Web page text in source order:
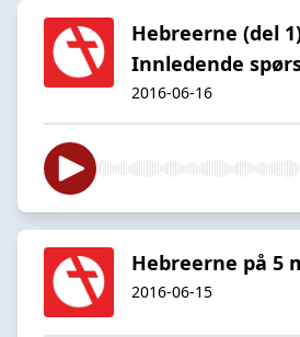
Hebreerne (del
Innledende
2016-06-16
Hebreerne på 5
2016-06-15